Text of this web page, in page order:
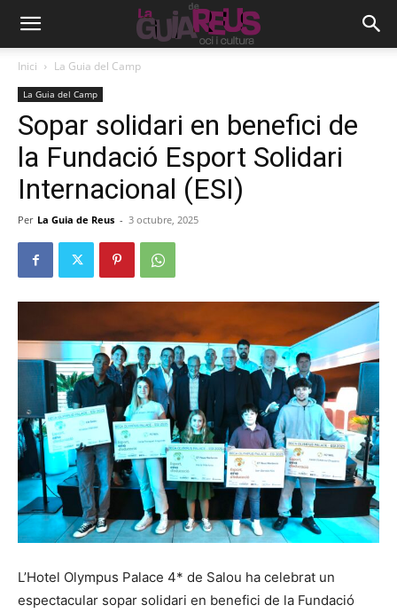
Inici La Guia del Camp
La Guia del Camp
Sopar solidari en benefici de
la Fundació Esport Solidari
Internacional (ESI)
Per La Guia de Reus - 3 octubre, 2025
L’Hotel Olympus Palace 4* de Salou ha celebrat un
espectacular sopar solidari en benefici de la Fundació